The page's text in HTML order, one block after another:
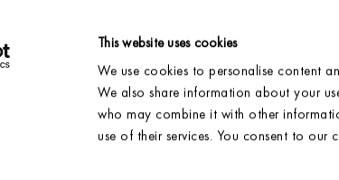
This website uses cookies
We use cookies to personalise content
We also share information about your
who may combine it with other
use of their services. You consent to our
ACCOUNT
CONTACT
VERKOOPPUNTEN
VERKOOP VOORWAARDEN
ALGEMENE VOORWAARDEN